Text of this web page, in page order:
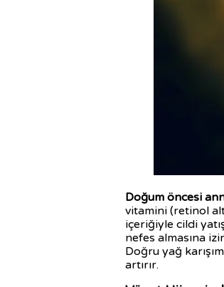
Doğum öncesi
vitamini (retinol
içeriğiyle cildi
nefes almasına
Doğru yağ
artırır.